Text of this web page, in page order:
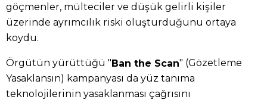
göçmenler, mülteciler ve düşük gelirli kişiler
üzerinde ayrımcılık riski oluşturduğunu ortaya
koydu.
Örgütün yürüttüğü "Ban the Scan" (Gözetleme
Yasaklansın) kampanyası da yüz tanıma
teknolojilerinin yasaklanması çağrısını